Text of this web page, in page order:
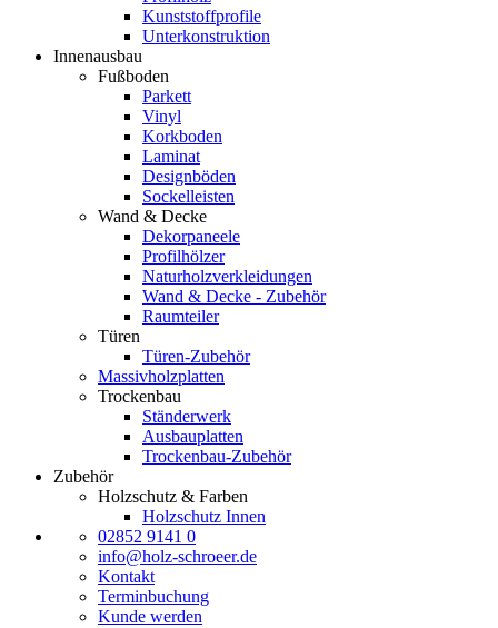
Kunststoffprofile
Unterkonstruktion
Innenausbau
Fußboden
Parkett
Vinyl
Korkboden
Laminat
Designböden
Sockelleisten
Wand & Decke
Dekorpaneele
Profilhölzer
Naturholzverkleidungen
Wand & Decke - Zubehör
Raumteiler
Türen
Türen-Zubehör
Massivholzplatten
Trockenbau
Ständerwerk
Ausbauplatten
Trockenbau-Zubehör
Zubehör
Holzschutz & Farben
Holzschutz Innen
02852 9141 0
info@holz-schroeer.de
Kontakt
Terminbuchung
Kunde werden